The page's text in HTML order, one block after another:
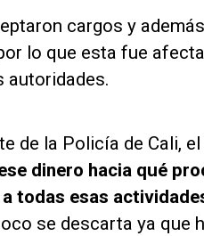
cargos y
lo que esta fue
autoridades.
de la Policía de Cali,
dinero hacia qué
todas esas
se descarta ya que